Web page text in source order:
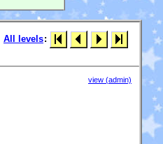
All levels:
view (admin)